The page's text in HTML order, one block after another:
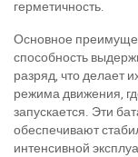
герметичность.
Основное
способность
разряд, что делает
режима движения,
запускается. Эти
обеспечивают
интенсивной